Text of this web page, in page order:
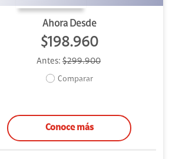
Ahora Desde
$198.960
Antes: $299.900
Comparar
Conoce más